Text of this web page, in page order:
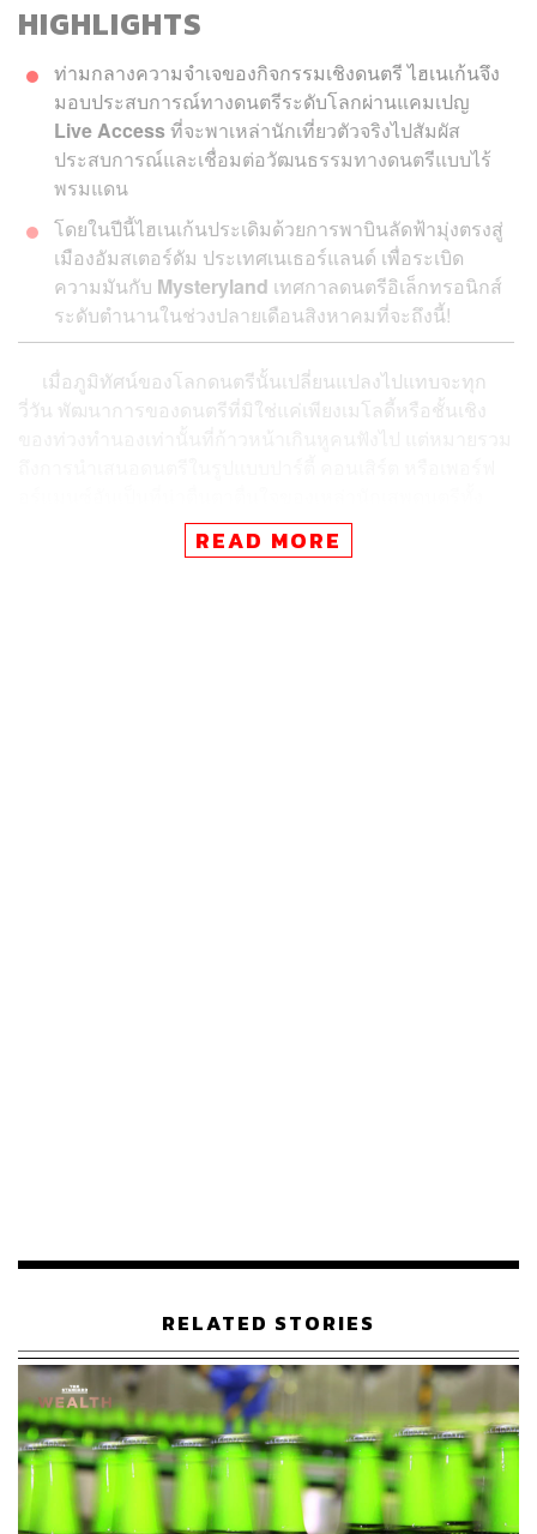
HIGHLIGHTS
ท่ามกลางความจำเจของกิจกรรมเชิงดนตรี ไฮเนเก้นจึง
มอบประสบการณ์ทางดนตรีระดับโลกผ่านแคมเปญ
Live Accessที่จะพาเหล่านักเที่ยวตัวจริงไปสัมผัส
ประสบการณ์และเชื่อมต่อวัฒนธรรมทางดนตรีแบบไร้
พรมแดน
โดยในปีนี้ไฮเนเก้นประเดิมด้วยการพาบินลัดฟ้ามุ่งตรงสู่
เมืองอัมสเตอร์ดัม ประเทศเนเธอร์แลนด์ เพื่อระเบิด
ความมันกับ Mysteryland เทศกาลดนตรีอิเล็กทรอนิกส์
ระดับตำนานในช่วงปลายเดือนสิงหาคมที่จะถึงนี้!
เมื่อภูมิทัศน์ของโลกดนตรีนั้นเปลี่ยนแปลงไปแทบจะทุก
วี่วัน พัฒนาการของดนตรีที่มิใช่แค่เพียงเมโลดี้หรือชั้นเชิง
ด้วยเหตุผลเหล่านี้เองที่ทำให้ Heineken แบรนด์เบียร์
โดยในปีนี้ไฮเนเก้นเปิดประเดิมด้วยการเชื่อมเหล่าปาร์ตี้
โลกอันเป็นที่หมายปองของนักปาร์ตี้ทั่วโลกอย่าง
Mysterylandดินแดนแห่งความมันและความเร้าใจที่จัด
เทศกาลดนตรีอิเล็กทรอนิกส์แบบนี้มาแล้วตั้งแต่ปี 1993!
ไฮเนเก้นจะพาบินลัดฟ้ามุ่งตรงสู่เมืองอัมสเตอร์ดัม ประเทศ
เนเธอร์แลนด์ เพื่อระเบิดความมันสุดขีดกันในวันที่ 26-27
สิงหาคมที่จะถึงนี้ โดย THE STANDARD ของเราก็มีโอกาส
ได้เป็นส่วนหนึ่งของประสบการณ์ Live Access ครั้งนี้ด้วยเช่น
กัน!
READ MORE
RELATED STORIES